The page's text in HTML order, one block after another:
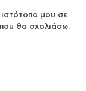
μου σε
θα σχολιάσω.